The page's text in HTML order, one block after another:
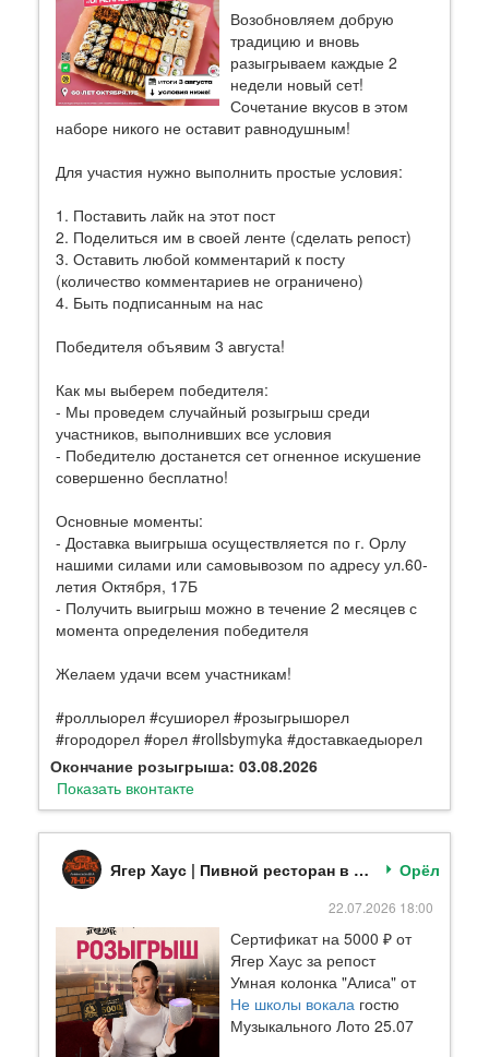
Возобновляем добрую
традицию и вновь
разыгрываем каждые 2
недели новый сет!
Сочетание вкусов в этом
наборе никого не оставит равнодушным!
Для участия нужно выполнить простые условия:
1. Поставить лайк на этот пост
2. Поделиться им в своей ленте (сделать репост)
3. Оставить любой комментарий к посту
(количество комментариев не ограничено)
4. Быть подписанным на нас
Победителя объявим 3 августа!
Как мы выберем победителя:
- Мы проведем случайный розыгрыш среди
участников, выполнивших все условия
- Победителю достанется сет огненное искушение
совершенно бесплатно!
Основные моменты:
- Доставка выигрыша осуществляется по г. Орлу
нашими силами или самовывозом по адресу ул.60-
летия Октября, 17Б
- Получить выигрыш можно в течение 2 месяцев с
момента определения победителя
Желаем удачи всем участникам!
#роллыорел #сушиорел #розыгрышорел
#городорел #орел #rollsbymyka #доставкаедыорел
Окончание розыгрыша: 03.08.2026
Показать вконтакте
Ягер Хаус | Пивной ресторан в Орле Орёл
22.07.2026 18:00
Сертификат на 5000 ₽ от
Ягер Хаус за репост
Умная колонка "Алиса" от
Не школы вокала гостю
Музыкального Лото 25.07